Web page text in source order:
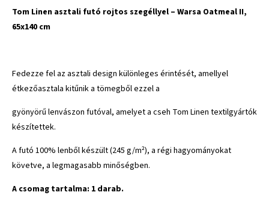
Tom Linen asztali futó rojtos szegéllyel – Warsa Oatmeal II,
65x140 cm
Fedezze fel az asztali design különleges érintését, amellyel
étkezőasztala kitűnik a tömegből ezzel a
gyönyörű lenvászon futóval, amelyet a cseh Tom Linen textilgyártók
készítettek.
A futó 100% lenből készült (245 g/m²), a régi hagyományokat
követve, a legmagasabb minőségben.
A csomag tartalma: 1 darab.